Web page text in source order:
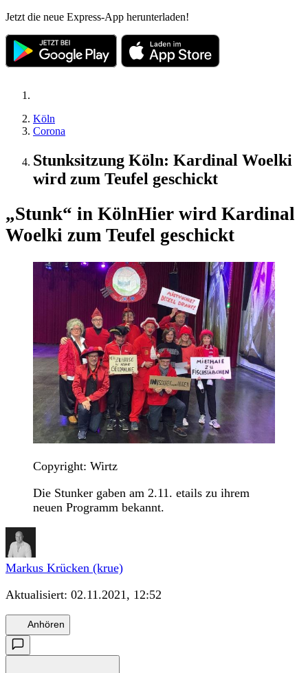
Jetzt die neue Express-App herunterladen!
Köln
Corona
Stunksitzung Köln: Kardinal Woelki
wird zum Teufel geschickt
„Stunk“ in KölnHier wird Kardinal
Woelki zum Teufel geschickt
Copyright: Wirtz
Die Stunker gaben am 2.11. etails zu ihrem
neuen Programm bekannt.
Markus Krücken (krue)
Aktualisiert: 02.11.2021, 12:52
Anhören